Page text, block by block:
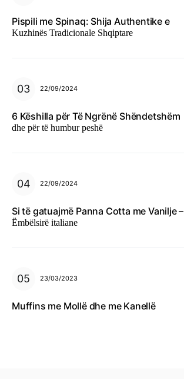
Pispili me Spinaq: Shija Authentike e
Kuzhinës Tradicionale Shqiptare
22/09/2024
6 Këshilla për Të Ngrënë Shëndetshëm
dhe për të humbur peshë
22/09/2024
Si të gatuajmë Panna Cotta me Vanilje –
Ëmbëlsirë italiane
23/03/2023
Muffins me Mollë dhe me Kanellë